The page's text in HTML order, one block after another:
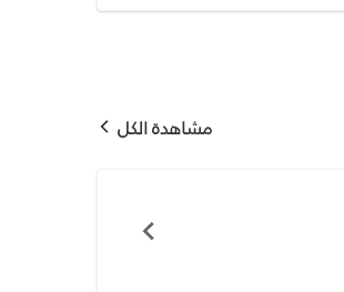
مشاهدة الكل